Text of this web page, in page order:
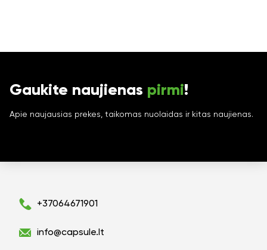
Gaukite naujienas pirmi!
Apie naujausias prekes, taikomas nuolaidas ir kitas naujienas.
+37064671901
info@capsule.lt